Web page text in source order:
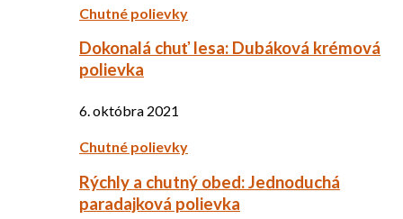
Chutné polievky
Dokonalá chuť lesa: Dubáková krémová
polievka
6. októbra 2021
Chutné polievky
Rýchly a chutný obed: Jednoduchá
paradajková polievka